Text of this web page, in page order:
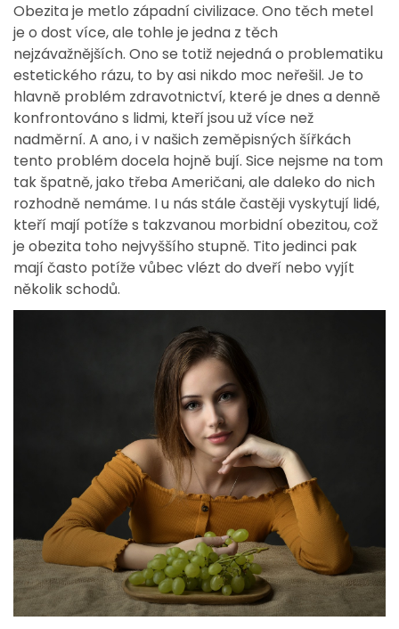
Obezita je metlo západní civilizace. Ono těch metel
je o dost více, ale tohle je jedna z těch
nejzávažnějších. Ono se totiž nejedná o problematiku
estetického rázu, to by asi nikdo moc neřešil. Je to
hlavně problém zdravotnictví, které je dnes a denně
konfrontováno s lidmi, kteří jsou už více než
nadměrní. A ano, i v našich zeměpisných šířkách
tento problém docela hojně bují. Sice nejsme na tom
tak špatně, jako třeba Američani, ale daleko do nich
rozhodně nemáme. I u nás stále častěji vyskytují lidé,
kteří mají potíže s takzvanou morbidní obezitou, což
je obezita toho nejvyššího stupně. Tito jedinci pak
mají často potíže vůbec vlézt do dveří nebo vyjít
několik schodů.